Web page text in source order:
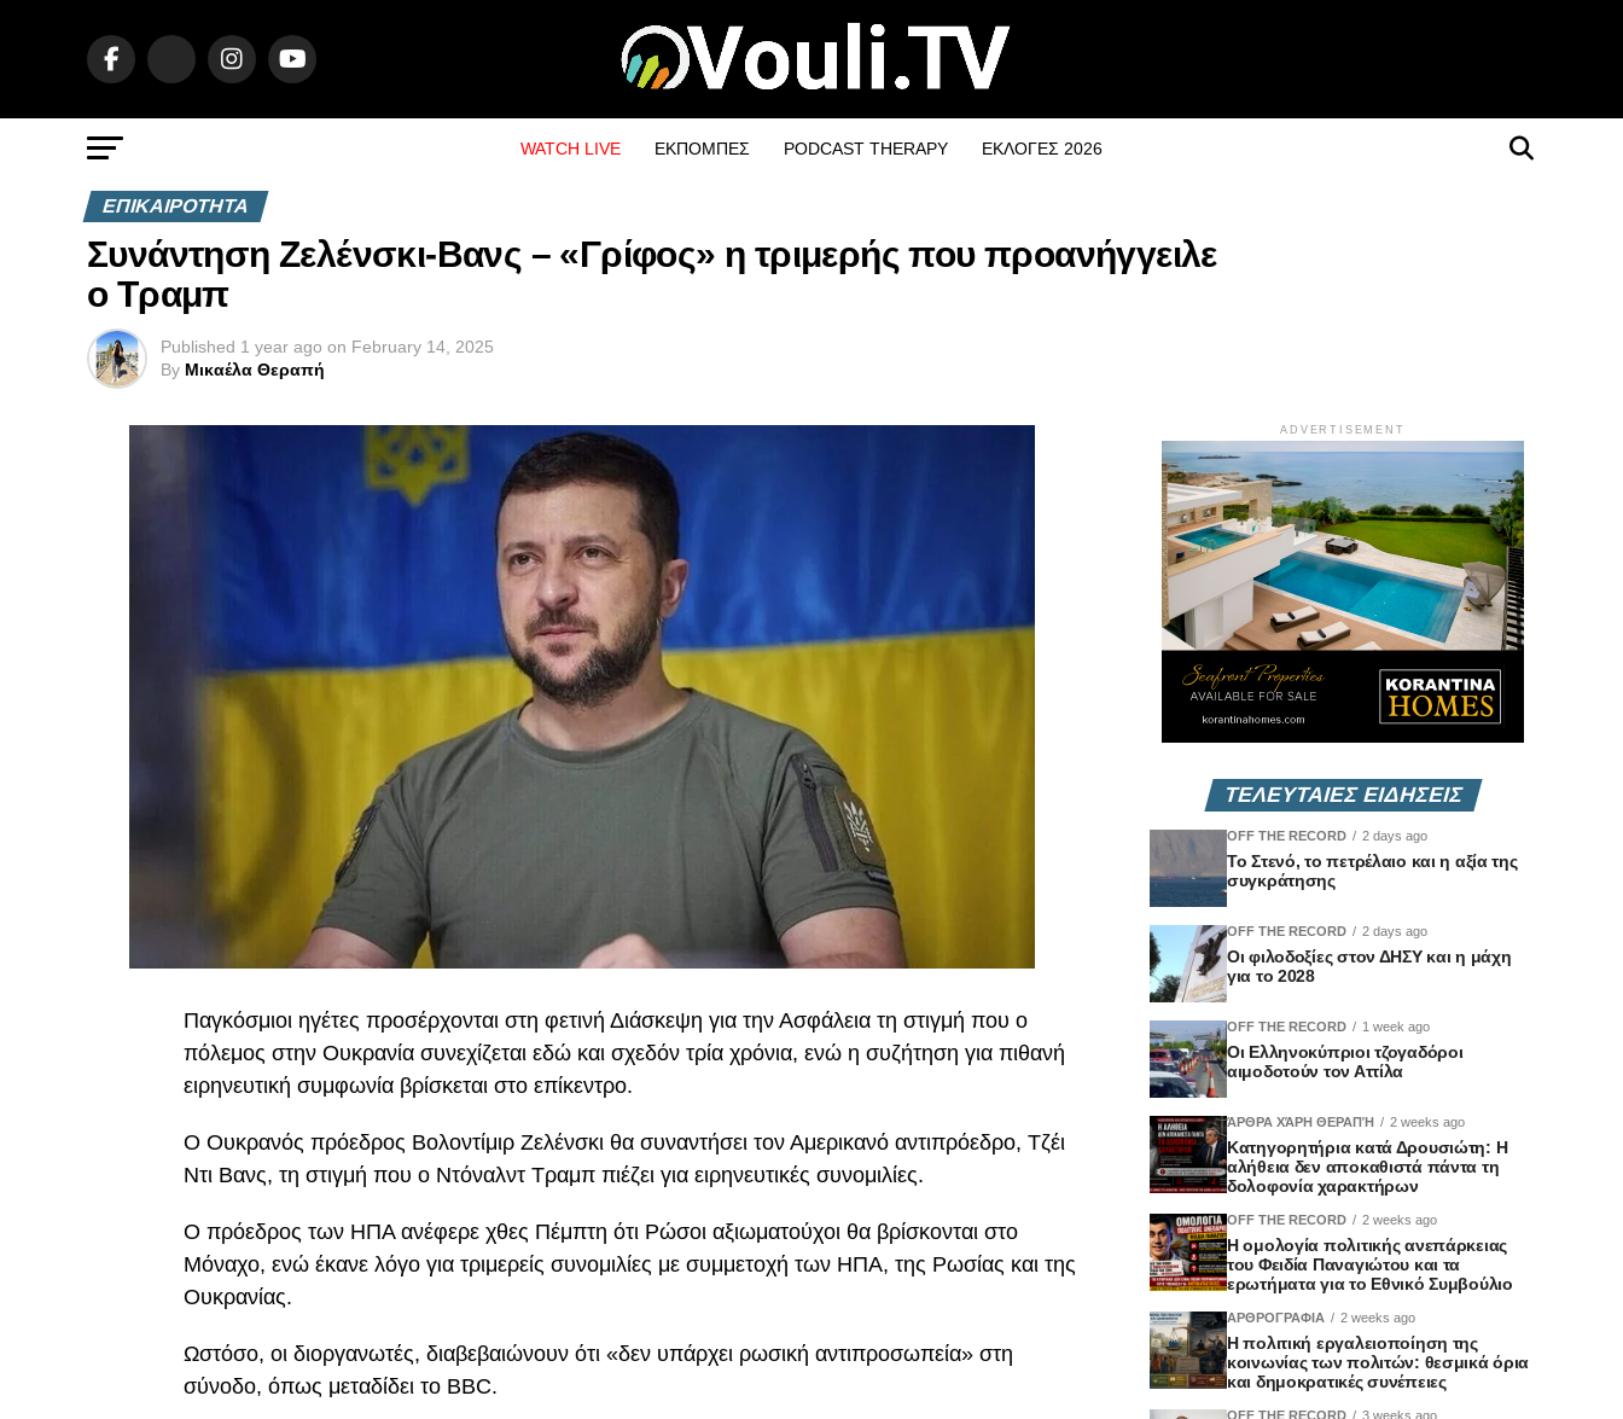
WATCH LIVE ΕΚΠΟΜΠΕΣ PODCAST THERAPY ΕΚΛΟΓΕΣ 2026
ΕΠΙΚΑΙΡΟΤΗΤΑ
Συνάντηση Ζελένσκι-Βανς – «Γρίφος» η τριμερής που προανήγγειλε
ο Τραμπ
Published 1 year ago on February 14, 2025
By Μικαέλα Θεραπή
Παγκόσμιοι ηγέτες προσέρχονται στη φετινή Διάσκεψη για την Ασφάλεια τη στιγμή που ο
πόλεμος στην Ουκρανία συνεχίζεται εδώ και σχεδόν τρία χρόνια, ενώ η συζήτηση για πιθανή
ειρηνευτική συμφωνία βρίσκεται στο επίκεντρο.
Ο Ουκρανός πρόεδρος Βολοντίμιρ Ζελένσκι θα συναντήσει τον Αμερικανό αντιπρόεδρο, Τζέι
Ντι Βανς, τη στιγμή που ο Ντόναλντ Τραμπ πιέζει για ειρηνευτικές συνομιλίες.
Ο πρόεδρος των ΗΠΑ ανέφερε χθες Πέμπτη ότι Ρώσοι αξιωματούχοι θα βρίσκονται στο
Μόναχο, ενώ έκανε λόγο για τριμερείς συνομιλίες με συμμετοχή των ΗΠΑ, της Ρωσίας και της
Ουκρανίας.
Ωστόσο, οι διοργανωτές, διαβεβαιώνουν ότι «δεν υπάρχει ρωσική αντιπροσωπεία» στη
σύνοδο, όπως μεταδίδει το BBC.
ADVERTISEMENT
ΤΕΛΕΥΤΑΙΕΣ ΕΙΔΗΣΕΙΣ
OFF THE RECORD 2 days ago
Το Στενό, το πετρέλαιο και η αξία της
συγκράτησης
OFF THE RECORD 2 days ago
Οι φιλοδοξίες στον ΔΗΣΥ και η μάχη
για το 2028
OFF THE RECORD 1 week ago
Οι Ελληνοκύπριοι τζογαδόροι
αιμοδοτούν τον Αττίλα
ΆΡΘΡΑ ΧΆΡΗ ΘΕΡΑΠΉ 2 weeks ago
Κατηγορητήρια κατά Δρουσιώτη: Η
αλήθεια δεν αποκαθιστά πάντα τη
δολοφονία χαρακτήρων
OFF THE RECORD 2 weeks ago
Η ομολογία πολιτικής ανεπάρκειας
του Φειδία Παναγιώτου και τα
ερωτήματα για το Εθνικό Συμβούλιο
ΑΡΘΡΟΓΡΑΦΙΑ 2 weeks ago
Η πολιτική εργαλειοποίηση της
κοινωνίας των πολιτών: θεσμικά όρια
και δημοκρατικές συνέπειες
OFF THE RECORD 3 weeks ago